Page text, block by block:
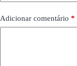
Adicionar comentário *